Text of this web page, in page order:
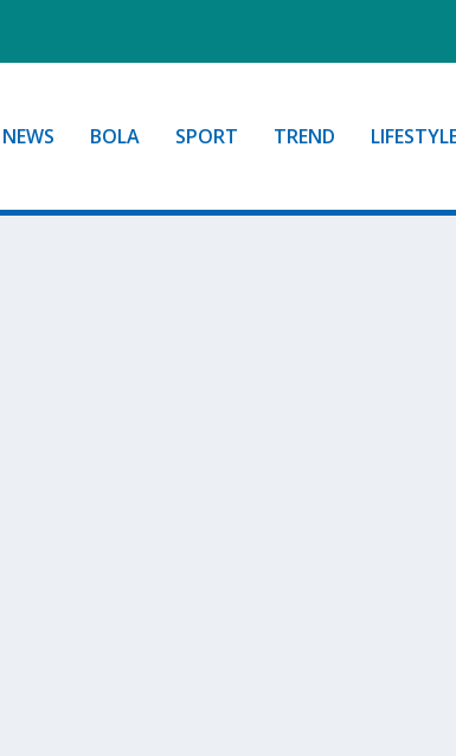
NEWS BOLA SPORT TREND